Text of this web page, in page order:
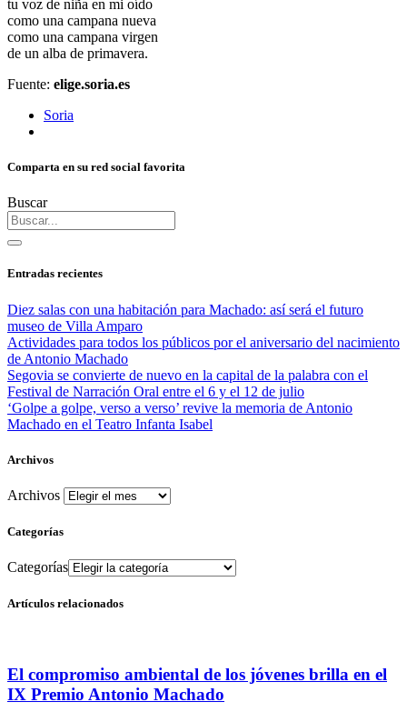
tu voz de niña en mi oído
como una campana nueva
como una campana virgen
de un alba de primavera.
Fuente: elige.soria.es
Soria
Comparta en su red social favorita
Buscar
Entradas recientes
Diez salas con una habitación para Machado: así será el futuro
museo de Villa Amparo
Actividades para todos los públicos por el aniversario del nacimiento
de Antonio Machado
Segovia se convierte de nuevo en la capital de la palabra con el
Festival de Narración Oral entre el 6 y el 12 de julio
‘Golpe a golpe, verso a verso’ revive la memoria de Antonio
Machado en el Teatro Infanta Isabel
Archivos
Archivos
Categorías
Categorías
Artículos relacionados
El compromiso ambiental de los jóvenes brilla en el
IX Premio Antonio Machado